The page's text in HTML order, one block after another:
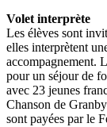
Volet interprète
Les élèves sont
elles interprètent
accompagnement.
pour un séjour de
avec 23 jeunes
Chanson de
sont payées par le